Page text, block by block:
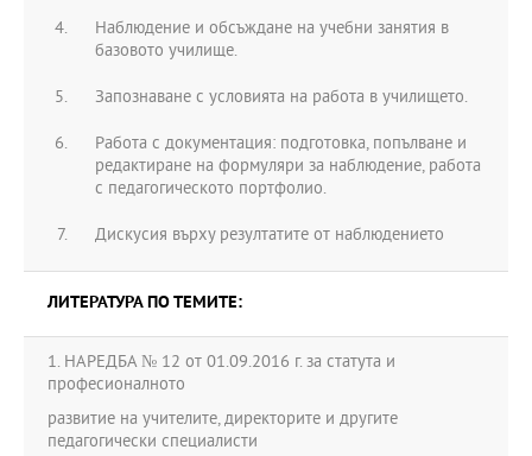
Наблюдение и обсъждане на учебни занятия в
базовото училище.
Запознаване с условията на работа в училището.
Работа с документация: подготовка, попълване и
редактиране на формуляри за наблюдение, работа
с педагогическото портфолио.
Дискусия върху резултатите от наблюдението
ЛИТЕРАТУРА ПО ТЕМИТЕ:
1. НАРЕДБА № 12 от 01.09.2016 г. за статута и
професионалното
развитие на учителите, директорите и другите
педагогически специалисти